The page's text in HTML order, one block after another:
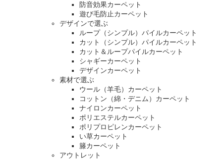
防音効果カーペット
遊び毛防止カーペット
デザインで選ぶ
ループ（シンプル）パイルカーペット
カット（シンプル）パイルカーペット
カット＆ループパイルカーペット
シャギーカーペット
デザインカーペット
素材で選ぶ
ウール（羊毛）カーペット
コットン（綿・デニム）カーペット
ナイロンカーペット
ポリエステルカーペット
ポリプロピレンカーペット
い草カーペット
籐カーペット
アウトレット